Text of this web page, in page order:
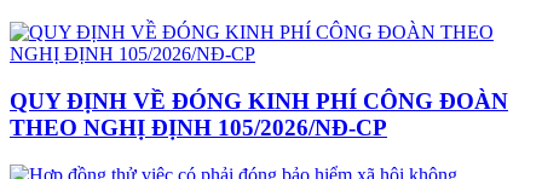
QUY ĐỊNH VỀ ĐÓNG KINH PHÍ CÔNG ĐOÀN
THEO NGHỊ ĐỊNH 105/2026/NĐ-CP